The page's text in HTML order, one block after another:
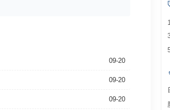
09-20
09-20
09-20